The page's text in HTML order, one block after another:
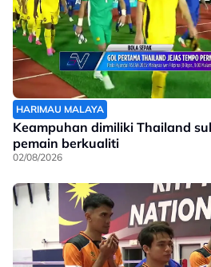
HARIMAU MALAYA
Keampuhan dimiliki Thailand
pemain berkualiti
02/08/2026